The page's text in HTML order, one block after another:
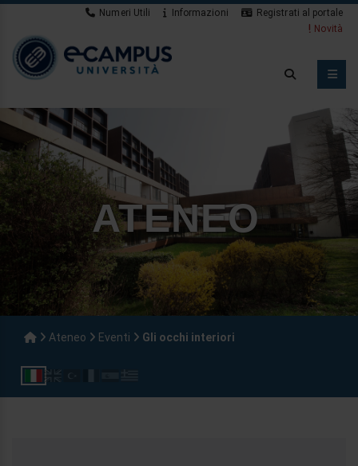
Numeri Utili Informazioni
Registrati al portale
Novità
ATENEO
Ateneo Eventi Gli occhi interiori